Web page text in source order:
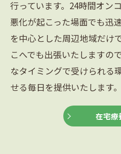
行っています。24時間オン
悪化が起こった場面でも迅
を中心とした周辺地域だけ
こへでも出張いたしますの
なタイミングで受けられる
せる毎日を提供いたします。
在宅療